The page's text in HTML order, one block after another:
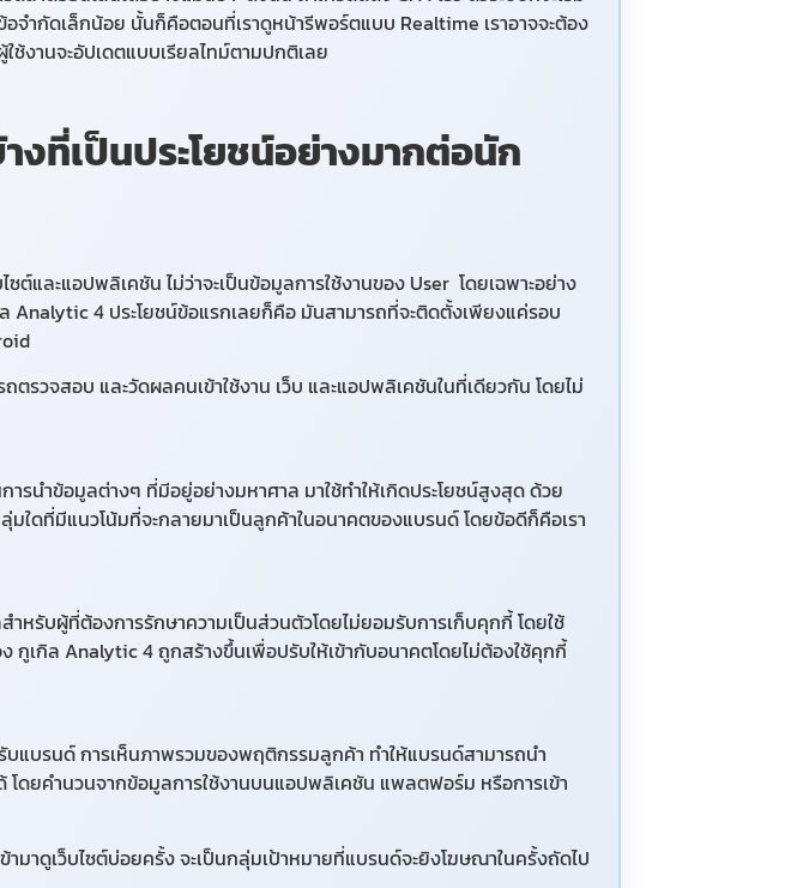
ำกัดเล็กน้อย นั้นก็คือตอนที่เราดูหน้ารีพอร์ตแบบ Realtime เราอาจจะต้อง
ช้งานจะอัปเดตแบบเรียลไทม์ตามปกติเลย
งที่เป็นประโยชน์อย่างมากต่อนัก
และแอปพลิเคชัน ไม่ว่าจะเป็นข้อมูลการใช้งานของ User โดยเฉพาะอย่าง
4 ประโยชน์ข้อแรกเลยก็คือ มันสามารถที่จะติดตั้งเพียงแค่รอบ
ตรวจสอบ และวัดผลคนเข้าใช้งาน เว็บ และแอปพลิเคชันในที่เดียวกัน โดยไม่
รนำข้อมูลต่างๆ ที่มีอยู่อย่างมหาศาล มาใช้ทำให้เกิดประโยชน์สูงสุด ด้วย
ดที่มีแนวโน้มที่จะกลายมาเป็นลูกค้าในอนาคตของแบรนด์ โดยข้อดีก็คือเรา
รับผู้ที่ต้องการรักษาความเป็นส่วนตัวโดยไม่ยอมรับการเก็บคุกกี้ โดยใช้
กูเกิล Analytic 4 ถูกสร้างขึ้นเพื่อปรับให้เข้ากับอนาคตโดยไม่ต้องใช้คุกกี้
บรนด์ การเห็นภาพรวมของพฤติกรรมลูกค้า ทำให้แบรนด์สามารถนำ
โดยคำนวนจากข้อมูลการใช้งานบนแอปพลิเคชัน แพลตฟอร์ม หรือการเข้า
มาดูเว็บไซต์บ่อยครั้ง จะเป็นกลุ่มเป้าหมายที่แบรนด์จะยิงโฆษณาในครั้งถัดไป